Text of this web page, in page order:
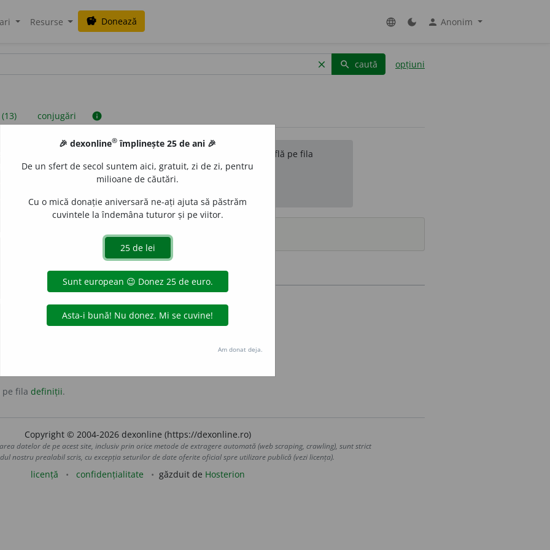
Resurse savings Donează language dark_mode person Anonim
clear search caută opțiuni
conjugări info
sunt compilate de echipa dexonline. Definițiile originale se află pe fila
reordona filele pe pagina depreferințe.
surse
într-o consoană
pe fila definiții.
Copyright © 2004-2026 dexonline (https://dexonline.ro)
datelor de pe acest site, inclusiv prin orice metode de extragere automată (web scraping, crawling), sunt strict
nostru prealabil scris, cu excepția seturilor de date oferite oficial spre utilizare publică (vezi licența).
licență confidențialitate găzduit de Hosterion
🎉 dexonline® împlinește 25 de ani 🎉
De un sfert de secol suntem aici, gratuit, zi de zi, pentru
milioane de căutări.
Cu o mică donație aniversară ne-ați ajuta să păstrăm
cuvintele la îndemâna tuturor și pe viitor.
Am donat deja.